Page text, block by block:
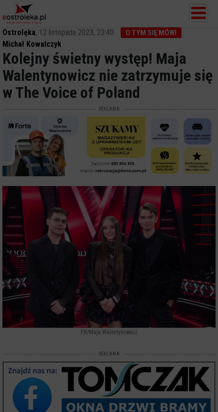
Ostrołęka, 12 listopada 2023, 23:40 O TYM SIĘ MÓWI
Michał Kowalczyk
Kolejny świetny występ! Maja
Walentynowicz nie zatrzymuje się
w The Voice of Poland
REKLAMA
FB/Maja Walentynowicz
REKLAMA